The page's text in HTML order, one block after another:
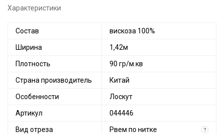
Характеристики
Состав вискоза 100%
Ширина 1,42м
Плотность 90 гр/м.кв
Страна производитель Китай
Особенности Лоскут
Артикул 044446
Вид отреза Рвем по нитке ?